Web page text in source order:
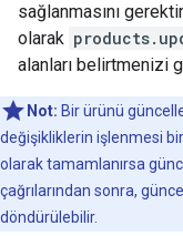
sağlanmasını
olarak
alanları belirtmenizi
Not: Bir ürünü
değişikliklerin işlenmesi
olarak tamamlanırsa
çağrılarından sonra,
döndürülebilir.